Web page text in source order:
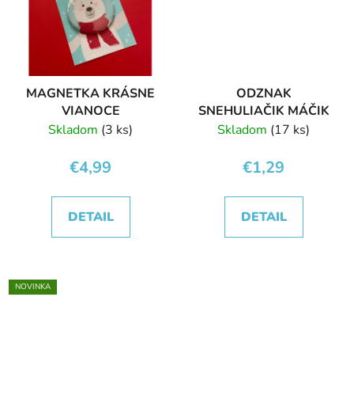
MAGNETKA KRÁSNE
VIANOCE
Skladom (3 ks)
€4,99
DETAIL
ODZNAK
SNEHULIAČIK MÁČIK
Skladom (17 ks)
€1,29
DETAIL
NOVINKA